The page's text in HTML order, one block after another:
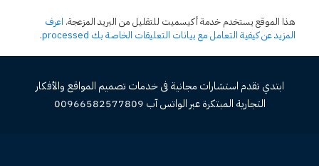
هذا الموقع يستخدم خدمة أكيسميت للتقليل من البريد المزعجة. اعرف
المزيد عن كيفية التعامل مع بيانات التعليقات الخاصة بك processed
.
ابتدي تقدم استشارات مجانية فى خدمات تصميم المواقع والأفكار
التجارية المبتكرة عبر الواتس آب 00966582577809